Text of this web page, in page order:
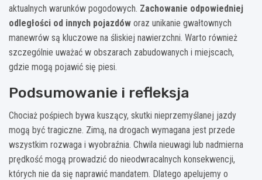
aktualnych warunków pogodowych. Zachowanie odpowiedniej
odległości od innych pojazdów oraz unikanie gwałtownych
manewrów są kluczowe na śliskiej nawierzchni. Warto również
szczególnie uważać w obszarach zabudowanych i miejscach,
gdzie mogą pojawić się piesi.
Podsumowanie i refleksja
Chociaż pośpiech bywa kuszący, skutki nieprzemyślanej jazdy
mogą być tragiczne. Zimą, na drogach wymagana jest przede
wszystkim rozwaga i wyobraźnia. Chwila nieuwagi lub nadmierna
prędkość mogą prowadzić do nieodwracalnych konsekwencji,
których nie da się naprawić mandatem. Dlatego apelujemy o